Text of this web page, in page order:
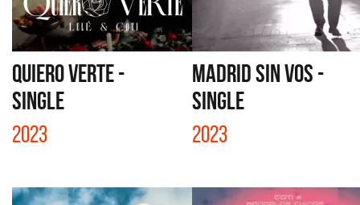
QUIERO VERTE -
SINGLE
2023
MADRID SIN VOS -
SINGLE
2023